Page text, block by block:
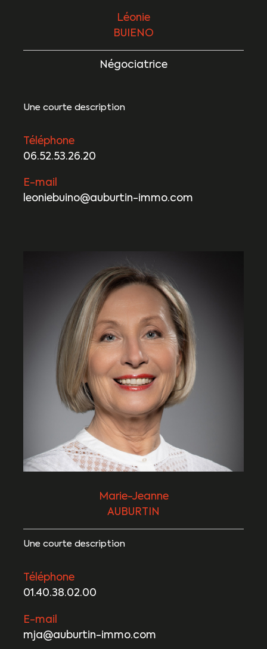
Léonie
BUIENO
Négociatrice
Une courte description
Téléphone
06.52.53.26.20
E-mail
leoniebuino@auburtin-immo.com
Marie-Jeanne
AUBURTIN
Une courte description
Téléphone
01.40.38.02.00
E-mail
mja@auburtin-immo.com